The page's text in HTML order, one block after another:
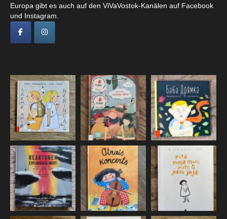
Europa gibt es auch auf den ViVaVostok-Kanälen auf Facebook
und Instagram.